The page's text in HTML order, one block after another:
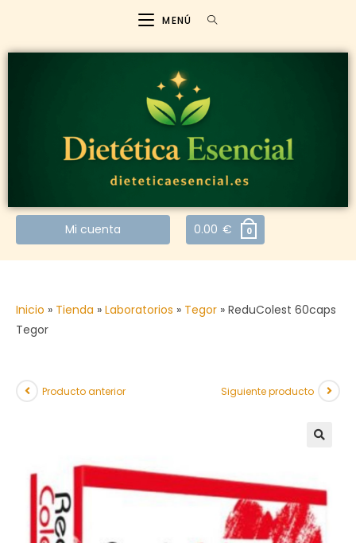
MENÚ
Mi cuenta 0.00 € 0
Inicio » Tienda » Laboratorios » Tegor » ReduColest 60caps
Tegor
Producto anterior Siguiente producto